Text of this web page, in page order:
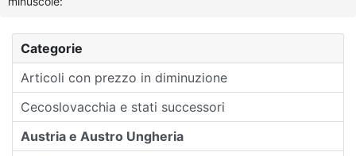
Categorie
Articoli con prezzo in diminuzione
Cecoslovacchia e stati successori
Austria e Austro Ungheria